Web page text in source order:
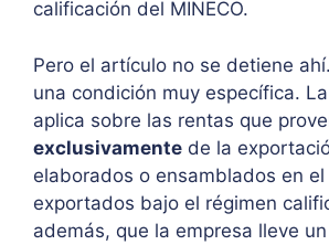
calificación del MINECO.
Pero el artículo no se detiene
una condición muy específica.
aplica sobre las rentas que
exclusivamente de la
elaborados o ensamblados en el
exportados bajo el régimen
además, que la empresa lleve